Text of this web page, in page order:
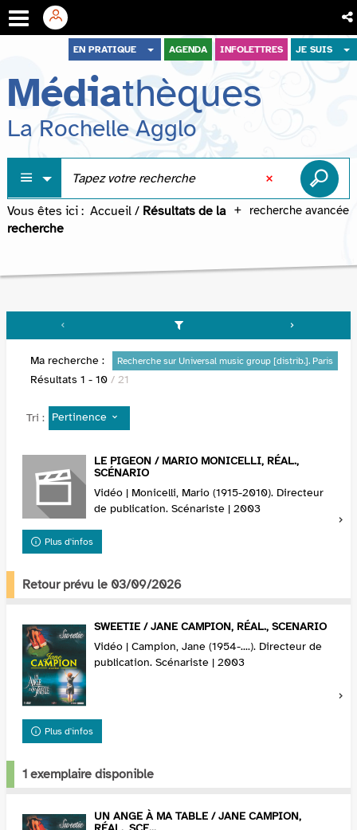
menu
contenu
recherche
EN PRATIQUE AGENDA INFOLETTRES JE SUIS
Médiathèques
La Rochelle Agglo
recherche avancée
Vous êtes ici : Accueil / Résultats de la
recherche
Ma recherche : Recherche sur Universal music group [distrib.]. Paris
Résultats 1 - 10 / 21
Tri : Pertinence
LE PIGEON / MARIO MONICELLI, RÉAL.,
SCÉNARIO
Vidéo | Monicelli, Mario (1915-2010). Directeur
de publication. Scénariste | 2003
Plus d'infos
Retour prévu le 03/09/2026
SWEETIE / JANE CAMPION, RÉAL., SCENARIO
Vidéo | Campion, Jane (1954-....). Directeur de
publication. Scénariste | 2003
Plus d'infos
1 exemplaire disponible
UN ANGE À MA TABLE / JANE CAMPION,